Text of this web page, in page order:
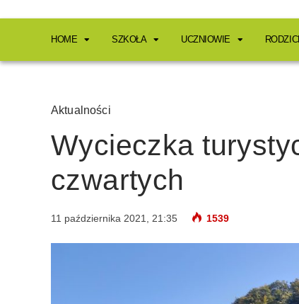
HOME SZKOŁA UCZNIOWIE
Aktualności
Wycieczka
czwartych
11 października 2021, 21:35 1539